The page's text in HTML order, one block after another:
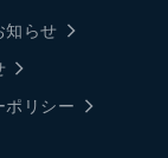
知らせ
ポリシー